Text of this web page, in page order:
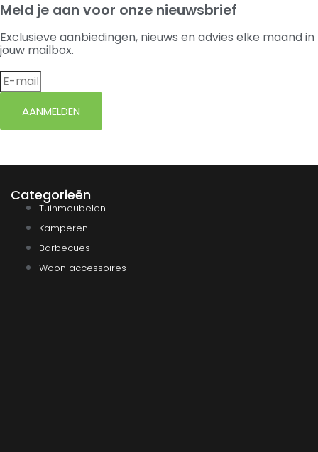
Meld je aan voor onze nieuwsbrief
Exclusieve aanbiedingen, nieuws en advies elke maand in
jouw mailbox.
AANMELDEN
Categorieën
Tuinmeubelen
Kamperen
Barbecues
Woon accessoires